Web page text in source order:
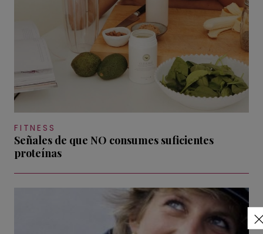
FITNESS
Señales de que NO consumes suficientes
proteínas